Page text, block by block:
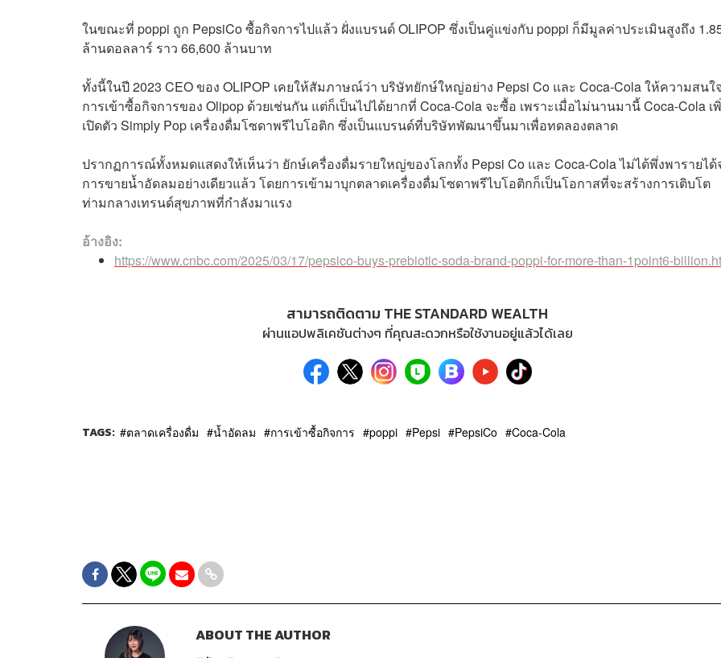
ในขณะที่ poppi ถูก PepsiCo ซื้อกิจการไปแล้ว ฝั่งแบรนด์ OLIPOP ซึ่งเป็นคู่แข่งกับ poppi ก็มีมูลค่าประเมินสูงถึง
ล้านดอลลาร์ ราว 66,600 ล้านบาท
ทั้งนี้ในปี 2023 CEO ของ OLIPOP เคยให้สัมภาษณ์ว่า บริษัทยักษ์ใหญ่อย่าง Pepsi Co และ Coca-Cola ให้ความสนใ
การเข้าซื้อกิจการของ Olipop ด้วยเช่นกัน แต่ก็เป็นไปได้ยากที่ Coca-Cola จะซื้อ เพราะเมื่อไม่นานมานี้ Coca-Cola เ
เปิดตัว Simply Pop เครื่องดื่มโซดาพรีไบโอติก ซึ่งเป็นแบรนด์ที่บริษัทพัฒนาขึ้นมาเพื่อทดลองตลาด
ปรากฏการณ์ทั้งหมดแสดงให้เห็นว่า ยักษ์เครื่องดื่มรายใหญ่ของโลกทั้ง Pepsi Co และ Coca-Cola ไม่ได้พึ่งพารายได้
การขายน้ำอัดลมอย่างเดียวแล้ว โดยการเข้ามาบุกตลาดเครื่องดื่มโซดาพรีไบโอติกก็เป็นโอกาสที่จะสร้างการเติบโต
ท่ามกลางเทรนด์สุขภาพที่กำลังมาแรง
อ้างอิง:
https://www.cnbc.com/2025/03/17/pepsico-buys-prebiotic-soda-brand-poppi-for-more-than-1point6-
สามารถติดตาม THE STANDARD WEALTH
ผ่านแอปพลิเคชันต่างๆ ที่คุณสะดวกหรือใช้งานอยู่แล้วได้เลย
TAGS: ตลาดเครื่องดื่ม น้ำอัดลม การเข้าซื้อกิจการ poppi Pepsi PepsiCo Coca-Cola
ABOUT THE AUTHOR